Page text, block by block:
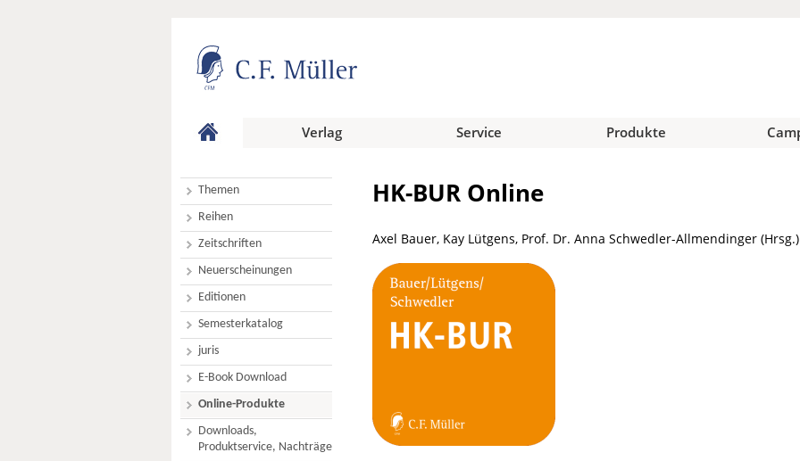
Verlag Service Produkte
Themen
Reihen
Zeitschriften
Neuerscheinungen
Editionen
Semesterkatalog
juris
E-Book Download
Online-Produkte
Downloads,
Produktservice, Nachträge
HK-BUR Online
Axel Bauer, Kay Lütgens, Prof. Dr. Anna Schwedler-Allmendinger (Hrsg.)